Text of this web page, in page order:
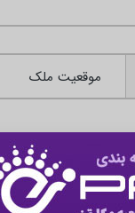
موقعیت ملک